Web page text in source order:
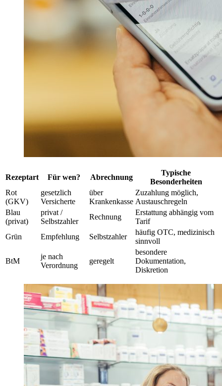
Rezeptart Für wen? Abrechnung
Typische
Besonderheiten
Rot
(GKV)
gesetzlich
Versicherte
über
Krankenkasse
Zuzahlung möglich,
Austauschregeln
Blau
(privat)
privat /
Selbstzahler
Rechnung
Erstattung abhängig vom
Tarif
Grün
Empfehlung Selbstzahler
häufig OTC, medizinisch
sinnvoll
BtM
je nach
Verordnung
geregelt
besondere
Dokumentation,
Diskretion